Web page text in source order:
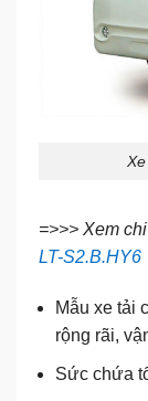
=>>> Xem
LT-S2.B.HY6
Mẫu xe tải
rộng rãi,
Sức chứa